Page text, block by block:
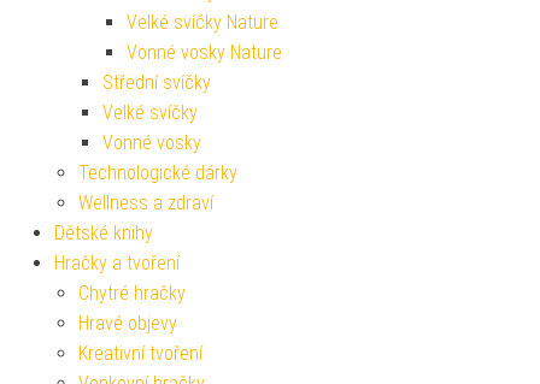
Velké svíčky Nature
Vonné vosky Nature
Střední svíčky
Velké svíčky
Vonné vosky
Technologické dárky
Wellness a zdraví
Dětské knihy
Hračky a tvoření
Chytré hračky
Hravé objevy
Kreativní tvoření